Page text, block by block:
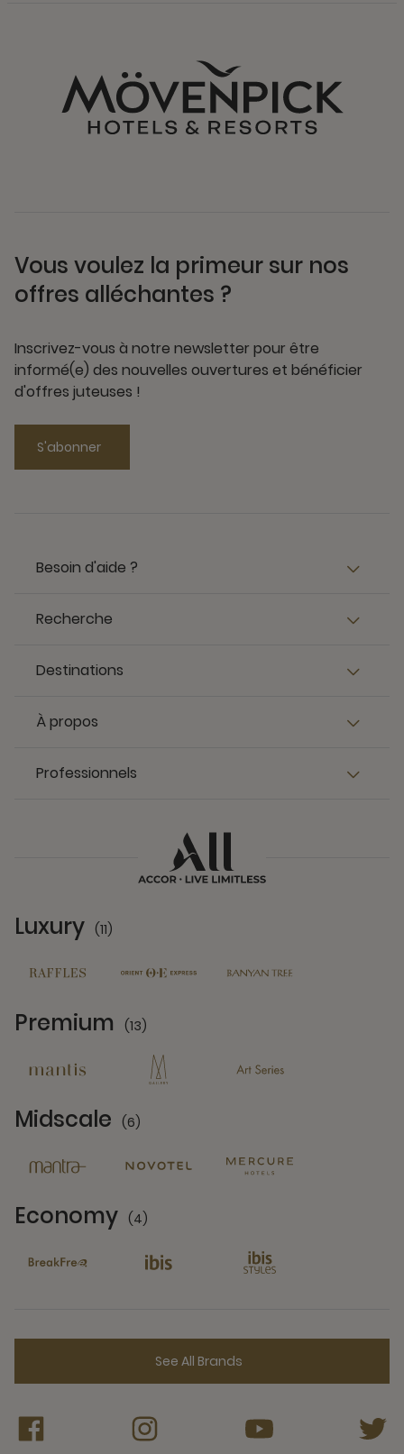
Vous voulez la primeur sur nos
offres alléchantes ?
Inscrivez-vous à notre newsletter pour être
informé(e) des nouvelles ouvertures et bénéficier
d'offres juteuses !
S'abonner
Besoin d'aide ?
Recherche
Destinations
À propos
Professionnels
Luxury (11)
Premium (13)
Midscale (6)
Economy (4)
See All Brands